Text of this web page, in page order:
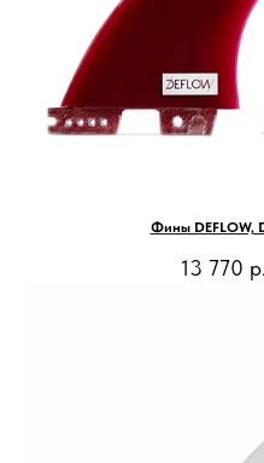
Фины DEFLOW,
13 770 р.